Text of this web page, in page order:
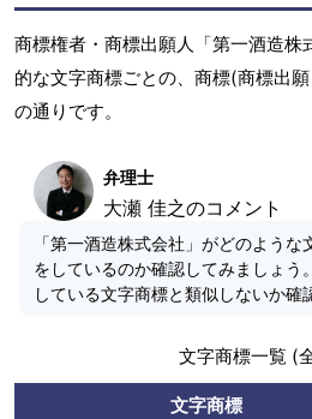
商標権者・商標出願人「第一酒造株
的な文字商標ごとの、商標(商標出
の通りです。
弁理士
大瀬 佳之のコメント
「第一酒造株式会社」がどのよう
をしているのか確認してみましょう
している文字商標と類似しないか確
文字商標一覧 (
文字商標